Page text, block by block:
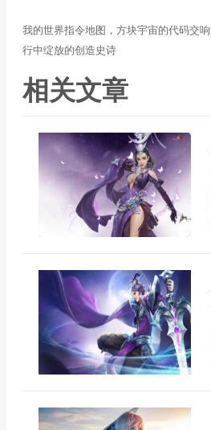
我的世界指令地图，方块宇宙的代码交
行中绽放的创造史诗
相关文章